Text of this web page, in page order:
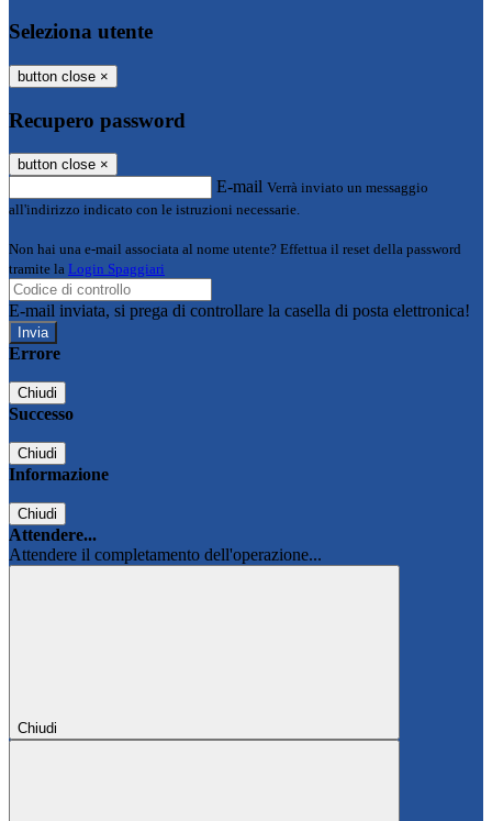
Seleziona utente
button close ×
Recupero password
button close ×
E-mail Verrà inviato un messaggio
all'indirizzo indicato con le istruzioni necessarie.
Non hai una e-mail associata al nome utente? Effettua il reset della password
tramite la Login Spaggiari
E-mail inviata, si prega di controllare la casella di posta elettronica!
Errore
Chiudi
Successo
Chiudi
Informazione
Chiudi
Attendere...
Attendere il completamento dell'operazione...
Chiudi